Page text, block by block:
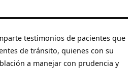
testimonios de pacientes que
de tránsito, quienes con su
a manejar con prudencia y